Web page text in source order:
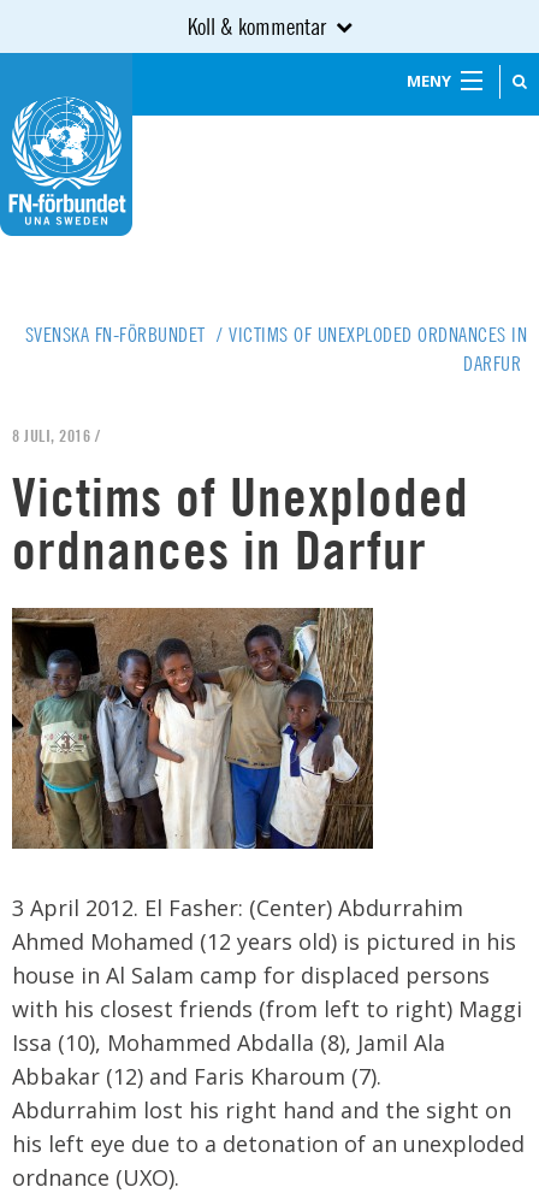
Koll & kommentar
MENY
SVENSKA FN-FÖRBUNDET / VICTIMS OF UNEXPLODED ORDNANCES IN
DARFUR
8 JULI, 2016 /
Victims of Unexploded
ordnances in Darfur
3 April 2012. El Fasher: (Center) Abdurrahim
Ahmed Mohamed (12 years old) is pictured in his
house in Al Salam camp for displaced persons
with his closest friends (from left to right) Maggi
Issa (10), Mohammed Abdalla (8), Jamil Ala
Abbakar (12) and Faris Kharoum (7).
Abdurrahim lost his right hand and the sight on
his left eye due to a detonation of an unexploded
ordnance (UXO).